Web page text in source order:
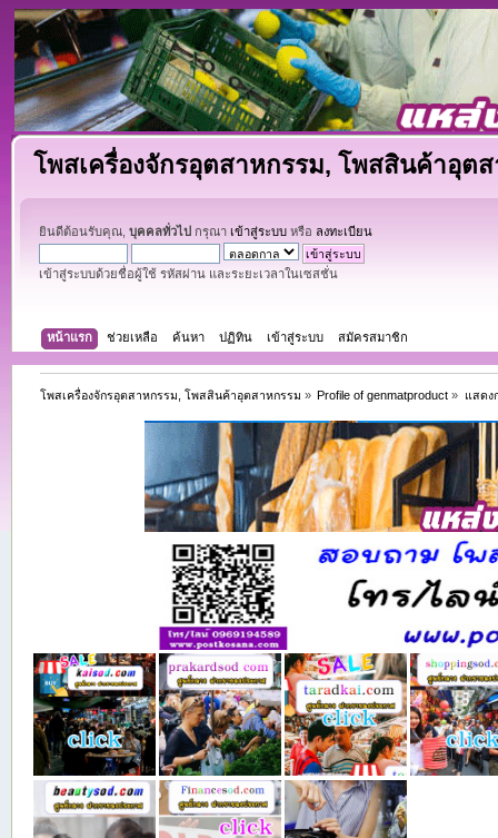
โพสเครื่องจักรอุตสาหกรรม, โพสสินค้าอุต
ยินดีต้อนรับคุณ, บุคคลทั่วไป กรุณา เข้าสู่ระบบหรือ ลงทะเบียน
เข้าสู่ระบบด้วยชื่อผู้ใช้ รหัสผ่าน และระยะเวลาในเซสชั่น
หน้าแรก ช่วยเหลือ ค้นหา ปฏิทิน เข้าสู่ระบบ สมัครสมาชิก
โพสเครื่องจักรอุตสาหกรรม, โพสสินค้าอุตสาหกรรม » Profile of genmatproduct » แสดง